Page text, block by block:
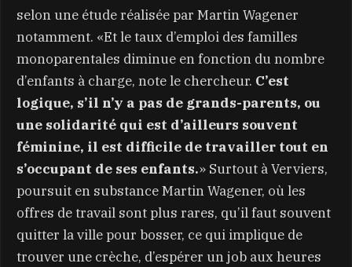
selon une étude réalisée par Martin Wagener
notamment. «Et le taux d’emploi des familles
monoparentales diminue en fonction du nombre
d’enfants à charge, note le chercheur. C’est
logique, s’il n’y a pas de grands-parents, ou
une solidarité qui est d’ailleurs souvent
féminine, il est difficile de travailler tout en
s’occupant de ses enfants.» Surtout à Verviers,
poursuit en substance Martin Wagener, où les
offres de travail sont plus rares, qu’il faut souvent
quitter la ville pour bosser, ce qui implique de
trouver une crèche, d’espérer un job aux heures